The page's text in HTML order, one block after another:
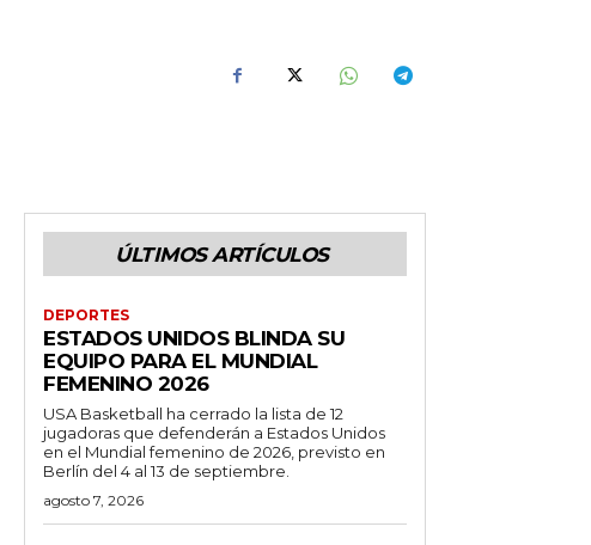
ÚLTIMOS ARTÍCULOS
DEPORTES
ESTADOS UNIDOS BLINDA SU
EQUIPO PARA EL MUNDIAL
FEMENINO 2026
USA Basketball ha cerrado la lista de 12
jugadoras que defenderán a Estados Unidos
en el Mundial femenino de 2026, previsto en
Berlín del 4 al 13 de septiembre.
agosto 7, 2026